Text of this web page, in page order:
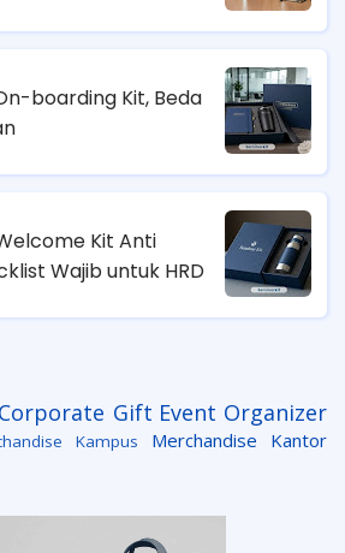
boarding Kit, Beda
Kit Anti
Wajib untuk HRD
Corporate Gift Event Organizer
Kampus
Merchandise Kantor